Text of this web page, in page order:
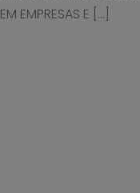
EMPRESAS E […]